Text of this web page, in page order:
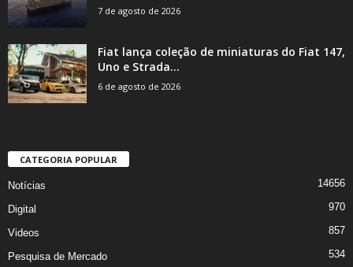
7 de agosto de 2026
Fiat lança coleção de miniaturas do Fiat 147,
Uno e Strada...
6 de agosto de 2026
CATEGORIA POPULAR
Notícias 14656
Digital 970
Videos 857
Pesquisa de Mercado 534